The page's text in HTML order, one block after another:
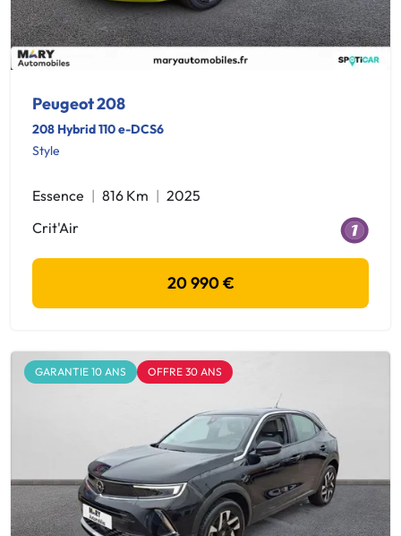
Peugeot 208
208 Hybrid 110 e-DCS6
Style
Essence 816 Km
2025
Crit'Air
20 990 €
GARANTIE 10 ANS OFFRE 30 ANS